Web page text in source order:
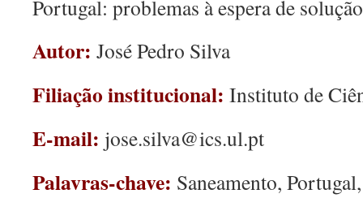
Portugal: problemas à espera de solução
Autor: José Pedro Silva
Filiação institucional: Instituto de
E-mail: jose.silva@ics.ul.pt
Palavras-chave: Saneamento,